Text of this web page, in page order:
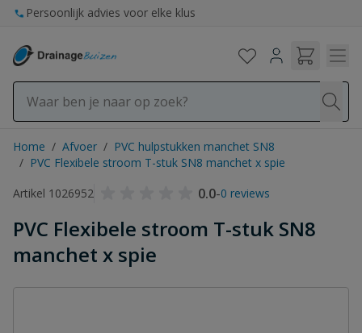
Ga naar de inhoud
Persoonlijk advies voor elke klus
Home / Afvoer / PVC hulpstukken manchet SN8
/ PVC Flexibele stroom T-stuk SN8 manchet x spie
Artikel 1026952
0.0-0 reviews
PVC Flexibele stroom T-stuk SN8
manchet x spie